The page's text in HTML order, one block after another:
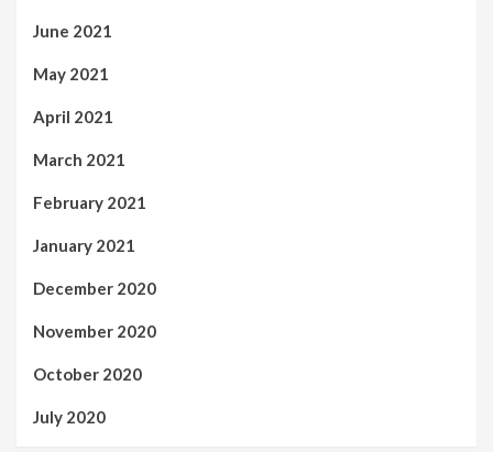
June 2021
May 2021
April 2021
March 2021
February 2021
January 2021
December 2020
November 2020
October 2020
July 2020